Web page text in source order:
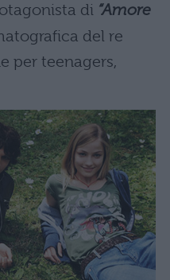
di “Amore
del re
per teenagers,